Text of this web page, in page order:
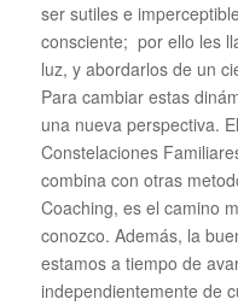
ser sutiles e
consciente; por ello les
luz, y abordarlos de un
Para cambiar estas
una nueva perspectiva.
Constelaciones
combina con otras
Coaching, es el camino
conozco. Además, la
estamos a tiempo de
independientemente de